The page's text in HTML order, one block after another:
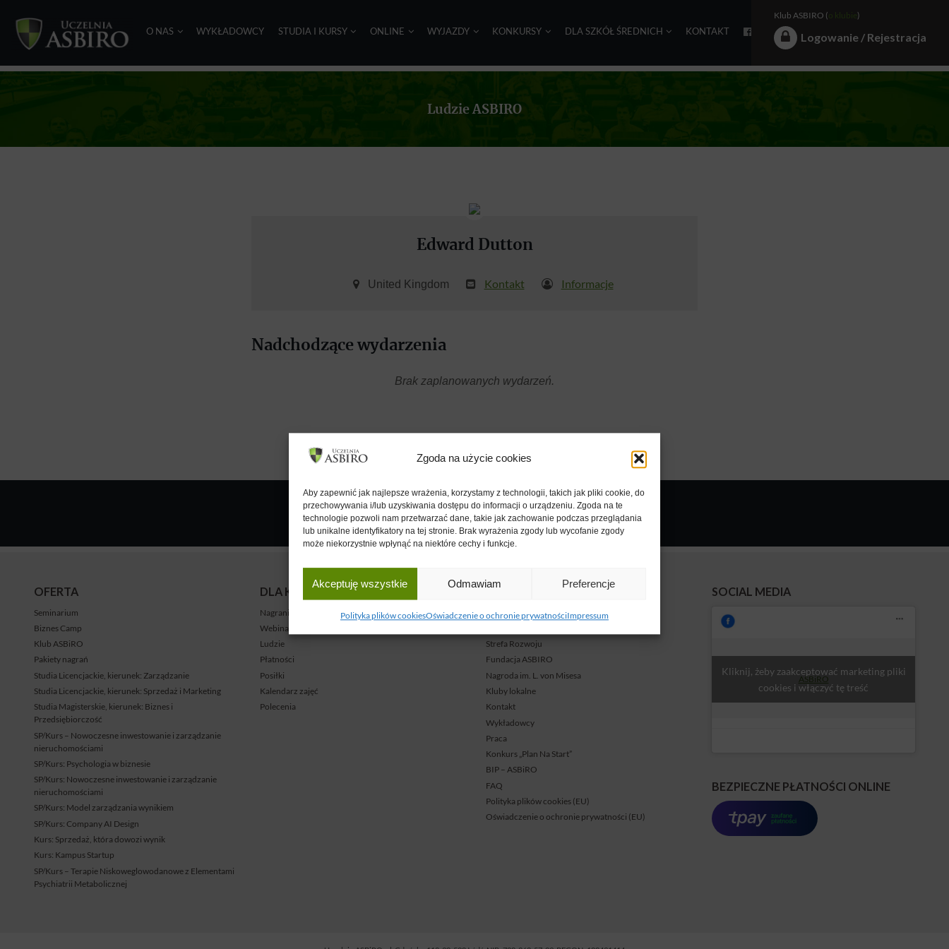
Zgoda na użycie cookies
Aby zapewnić jak najlepsze wrażenia, korzystamy z technologii, takich jak pliki cookie, do
przechowywania i/lub uzyskiwania dostępu do informacji o urządzeniu. Zgoda na te
technologie pozwoli nam przetwarzać dane, takie jak zachowanie podczas przeglądania
lub unikalne identyfikatory na tej stronie. Brak wyrażenia zgody lub wycofanie zgody
może niekorzystnie wpłynąć na niektóre cechy i funkcje.
Akceptuję wszystkie Odmawiam Preferencje
Polityka plików cookiesOświadczenie o ochronie prywatnościImpressum
O NAS WYKŁADOWCY STUDIA I KURSY ONLINE WYJAZDY KONKURSY DLA SZKÓŁ ŚREDNICH KONTAKT
Klub ASBIRO ( o klubie )
Logowanie / Rejestracja
Ludzie ASBIRO
Edward Dutton
United Kingdom Kontakt Informacje
Nadchodzące wydarzenia
Brak zaplanowanych wydarzeń.
Obserwuj nas!
OFERTA
Seminarium
Biznes Camp
Klub ASBiRO
Pakiety nagrań
Studia Licencjackie, kierunek: Zarządzanie
Studia Licencjackie, kierunek: Sprzedaż i Marketing
Studia Magisterskie, kierunek: Biznes i
Przedsiębiorczość
SP/Kurs – Nowoczesne inwestowanie i zarządzanie
nieruchomościami
SP/Kurs: Psychologia w biznesie
SP/Kurs: Nowoczesne inwestowanie i zarządzanie
nieruchomościami
SP/Kurs: Model zarządzania wynikiem
SP/Kurs: Company AI Design
Kurs: Sprzedaż, która dowozi wynik
Kurs: Kampus Startup
SP/Kurs – Terapie Niskoweglowodanowe z Elementami
Psychiatrii Metabolicznej
DLA KLUBOWICZA
Nagrania
Webinary na żywo
Ludzie
Płatności
Posiłki
Kalendarz zajęć
Polecenia
INNE
Polityka poleceń
Strefa Rozwoju
Fundacja ASBIRO
Nagroda im. L. von Misesa
Kluby lokalne
Kontakt
Wykładowcy
Praca
Konkurs „Plan Na Start”
BIP – ASBiRO
FAQ
Polityka plików cookies (EU)
Oświadczenie o ochronie prywatności (EU)
SOCIAL MEDIA
ASBiRO
Kliknij, żeby zaakceptować marketing pliki
cookies i włączyć tę treść
BEZPIECZNE PŁATNOŚCI ONLINE